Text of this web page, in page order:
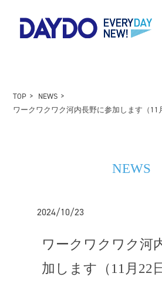
TOP
NEWS
ワークワクワク河内長野に参加します（11
NEWS
2024/10/23
ワークワクワク河
加します（11月22